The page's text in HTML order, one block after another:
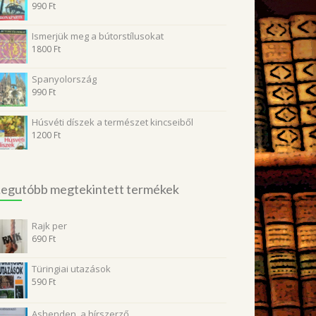
990 Ft
Ismerjük meg a bútorstílusokat
1800 Ft
Spanyolország
990 Ft
Húsvéti díszek a természet kincseiből
1200 Ft
megtekintett termékek
Rajk per
690 Ft
Türingiai utazások
590 Ft